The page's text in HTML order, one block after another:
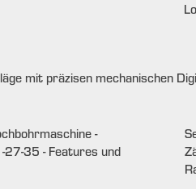
mit präzisen mechanischen